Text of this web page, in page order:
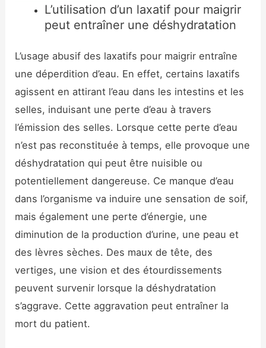
L’utilisation d’un laxatif pour maigrir
peut entraîner une déshydratation
L’usage abusif des laxatifs pour maigrir entraîne
une déperdition d’eau. En effet, certains laxatifs
agissent en attirant l’eau dans les intestins et les
selles, induisant une perte d’eau à travers
l’émission des selles. Lorsque cette perte d’eau
n’est pas reconstituée à temps, elle provoque une
déshydratation qui peut être nuisible ou
potentiellement dangereuse. Ce manque d’eau
dans l’organisme va induire une sensation de soif,
mais également une perte d’énergie, une
diminution de la production d’urine, une peau et
des lèvres sèches. Des maux de tête, des
vertiges, une vision et des étourdissements
peuvent survenir lorsque la déshydratation
s’aggrave. Cette aggravation peut entraîner la
mort du patient.